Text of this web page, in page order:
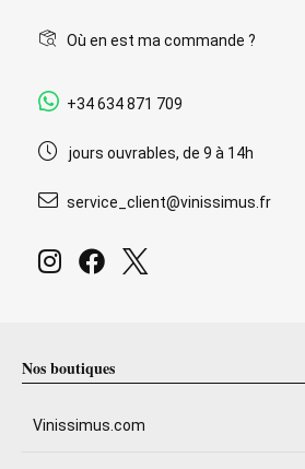
Où en est ma commande ?
+34 634 871 709
jours ouvrables, de 9 à 14h
service_client@vinissimus.fr
Nos boutiques
Vinissimus.com